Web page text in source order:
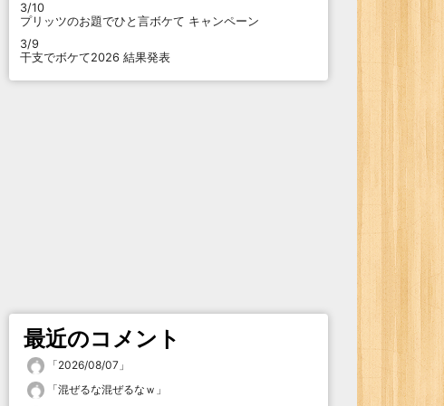
3/10
プリッツのお題でひと言ボケて キャンペーン
3/9
干支でボケて2026 結果発表
最近のコメント
「2026/08/07 」
「混ぜるな混ぜるなｗ 」